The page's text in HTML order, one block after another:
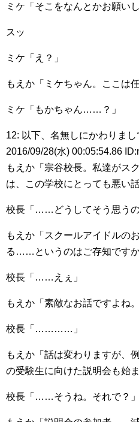
ミケ「そこをなんとかお願い
スッ
ミケ「え？」
もえか「ミケちゃん。ここは
ミケ「もかちゃん……？」
12: 以下、名無しにかわりま
2016/09/28(水) 00:05:54.86
もえか「宗谷校長。私達がス
は、この学校にとっても悪い
校長「……どうしてそう思うの
もえか「スクールアイドルの
る……というのはご存知ですか
校長「……えぇ」
もえか「素敵なお話ですよね
校長「…………」
もえか「話は変わりますが、
の受験生に向けた説明会も始
校長「……そうね。それで？」